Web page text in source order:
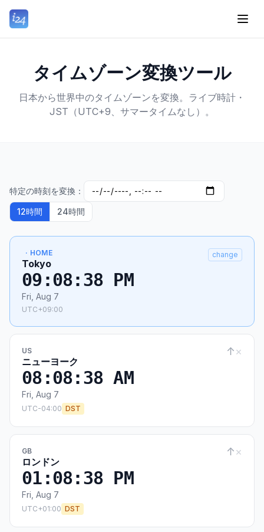
タイムゾーン変換ツール
日本から世界中のタイムゾーンを変換。ライブ時計・
JST（UTC+9、サマータイムなし）。
特定の時刻を変換：
12時間 24時間
· HOME
Tokyo
change
09:08:39 PM
Fri, Aug 7
UTC+09:00
US
ニューヨーク
↑×
08:08:39 AM
Fri, Aug 7
UTC-04:00 DST
GB
ロンドン
↑×
01:08:39 PM
Fri, Aug 7
UTC+01:00 DST